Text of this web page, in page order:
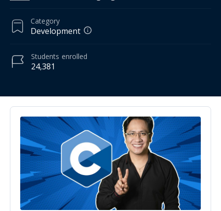
Category
Development
24,381
Students enrolled